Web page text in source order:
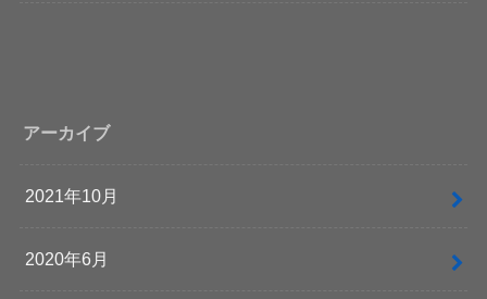
アーカイブ
2021年10月
2020年6月